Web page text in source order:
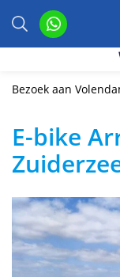
Bezoek aan
E-bike